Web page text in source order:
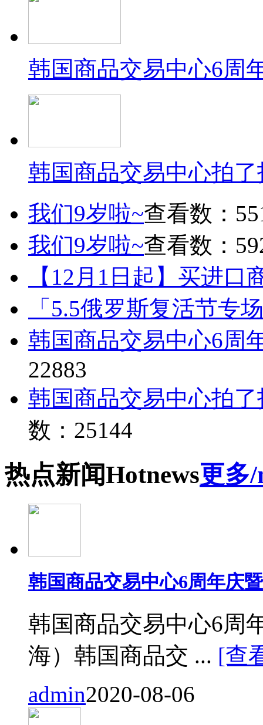
韩国商品交易中心6周
韩国商品交易中心拍
我们9岁啦~查看数：
我们9岁啦~查看数：
【12月1日起】买进口
「5.5俄罗斯复活节专
韩国商品交易中心6周
22883
韩国商品交易中心拍
数：25144
热点新闻Hotnews更多
韩国商品交易中心6周年庆
韩国商品交易中心6周
海）韩国商品交 ... [查
admin2020-08-06